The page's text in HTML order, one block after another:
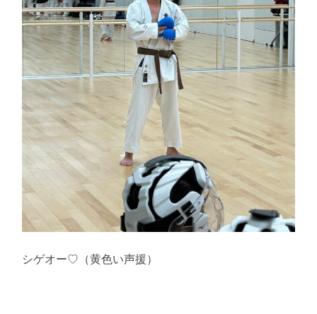
シゲオー♡（黄色い声援）